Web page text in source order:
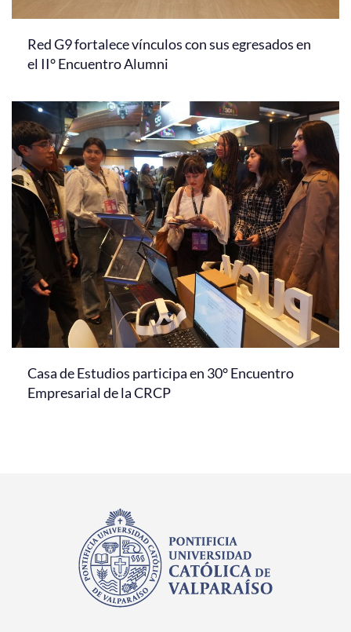
Red G9 fortalece vínculos con sus egresados en
el II° Encuentro Alumni
Casa de Estudios participa en 30° Encuentro
Empresarial de la CRCP